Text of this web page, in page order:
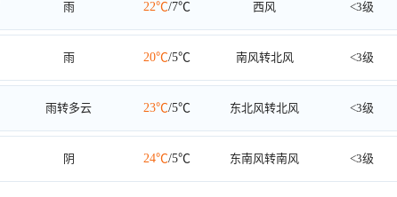
雨 22℃/7℃ 西风 <3级
雨 20℃/5℃ 南风转北风 <3级
雨转多云 23℃/5℃ 东北风转北风 <3级
阴 24℃/5℃ 东南风转南风 <3级